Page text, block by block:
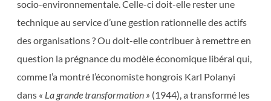
socio-environnementale. Celle-ci doit-elle rester une
technique au service d’une gestion rationnelle des actifs
des organisations ? Ou doit-elle contribuer à remettre en
question la prégnance du modèle économique libéral qui,
comme l’a montré l’économiste hongrois Karl Polanyi
dans « La grande transformation » (1944), a transformé les